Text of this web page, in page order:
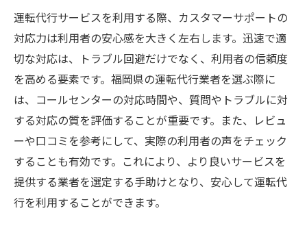
運転代行サービスを利用する際、カスタマーサポートの
対応力は利用者の安心感を大きく左右します。迅速で適
切な対応は、トラブル回避だけでなく、利用者の信頼度
を高める要素です。福岡県の運転代行業者を選ぶ際に
は、コールセンターの対応時間や、質問やトラブルに対
する対応の質を評価することが重要です。また、レビュ
ーや口コミを参考にして、実際の利用者の声をチェック
することも有効です。これにより、より良いサービスを
提供する業者を選定する手助けとなり、安心して運転代
行を利用することができます。